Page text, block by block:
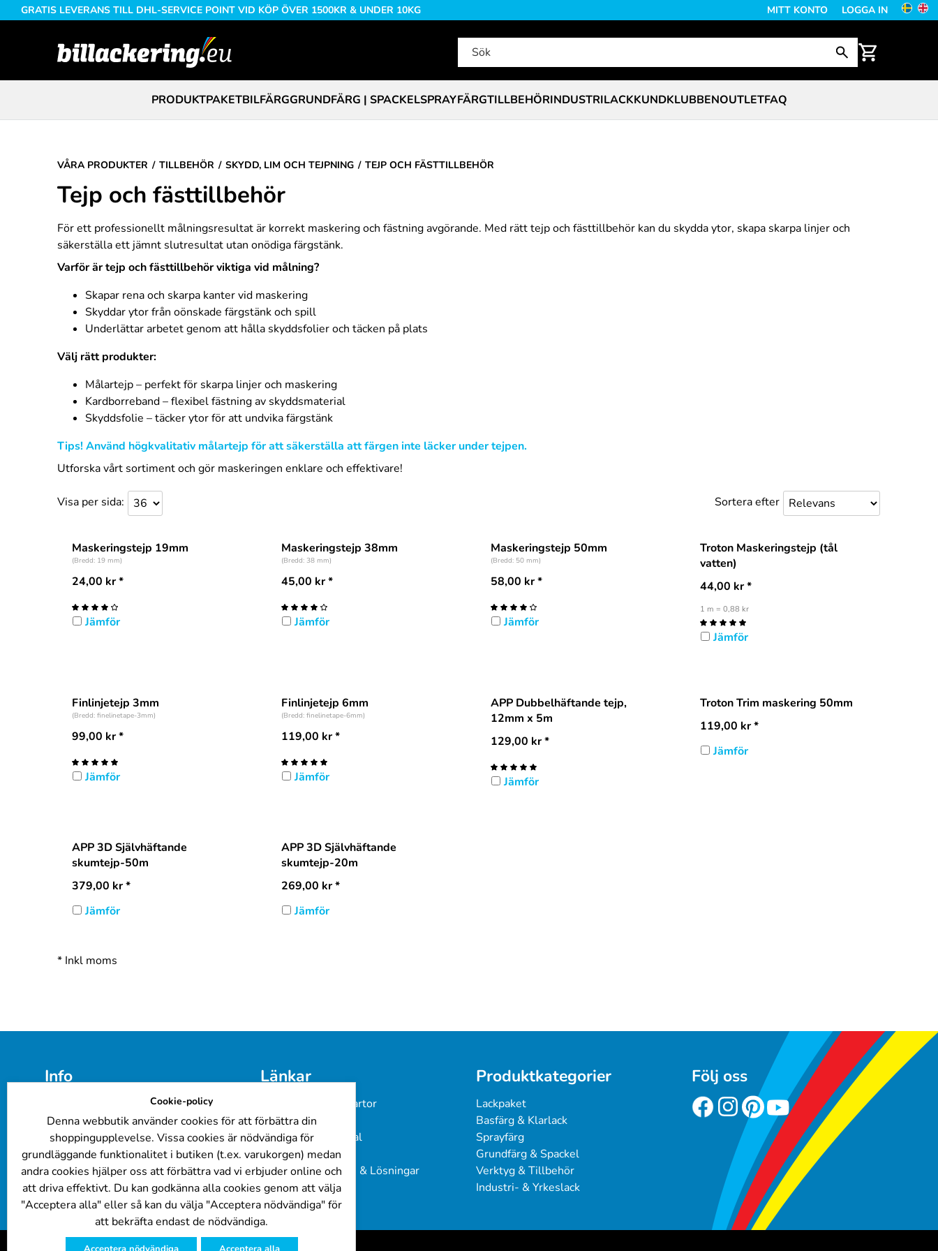
GRATIS LEVERANS TILL DHL-SERVICE POINT VID KÖP ÖVER 1500KR & UNDER 10KG MITT KONTO LOGGA IN
PRODUKTPAKETBILFÄRGGRUNDFÄRG | SPACKELSPRAYFÄRGTILLBEHÖRINDUSTRILACKKUNDKLUBBENOUTLETFAQ
VÅRA PRODUKTER TILLBEHÖR SKYDD, LIM OCH TEJPNING TEJP OCH FÄSTTILLBEHÖR
Tejp och fästtillbehör
För ett professionellt målningsresultat är korrekt maskering och fästning avgörande. Med rätt tejp och fästtillbehör kan du skydda ytor, skapa skarpa linjer och
säkerställa ett jämnt slutresultat utan onödiga färgstänk.
Varför är tejp och fästtillbehör viktiga vid målning?
Skapar rena och skarpa kanter vid maskering
Skyddar ytor från oönskade färgstänk och spill
Underlättar arbetet genom att hålla skyddsfolier och täcken på plats
Välj rätt produkter:
Målartejp – perfekt för skarpa linjer och maskering
Kardborreband – flexibel fästning av skyddsmaterial
Skyddsfolie – täcker ytor för att undvika färgstänk
Tips! Använd högkvalitativ målartejp för att säkerställa att färgen inte läcker under tejpen.
Utforska vårt sortiment och gör maskeringen enklare och effektivare!
Visa per sida Sortera efter
Maskeringstejp 19mm
(Bredd: 19 mm)
24,00 kr*
Jämför
Maskeringstejp 38mm
(Bredd: 38 mm)
45,00 kr*
Jämför
Maskeringstejp 50mm
(Bredd: 50 mm)
58,00 kr*
Jämför
Troton Maskeringstejp (tål
vatten)
44,00 kr*
1 m = 0,88 kr
Jämför
Finlinjetejp 3mm
(Bredd: finelinetape-3mm)
99,00 kr*
Jämför
Finlinjetejp 6mm
(Bredd: finelinetape-6mm)
119,00 kr*
Jämför
APP Dubbelhäftande tejp,
12mm x 5m
129,00 kr*
Jämför
Troton Trim maskering 50mm
119,00 kr*
Jämför
APP 3D Självhäftande
skumtejp-50m
379,00 kr*
Jämför
APP 3D Självhäftande
skumtejp-20m
269,00 kr*
Jämför
* Inkl moms
Info
info@billackering.eu
Om oss
Integritetspolicy
Leverans- och betalningsvillkor
Cookie Policy
Kundrecensioner
Länkar
Färgkoder & Färgkartor
Företagskunder
Billackeringsmanual
FAQ
Lackeringsproblem & Lösningar
Produktkategorier
Lackpaket
Basfärg & Klarlack
Sprayfärg
Grundfärg & Spackel
Verktyg & Tillbehör
Industri- & Yrkeslack
Följ oss
Cookie-policy
Denna webbutik använder cookies för att förbättra din
shoppingupplevelse. Vissa cookies är nödvändiga för
grundläggande funktionalitet i butiken (t.ex. varukorgen) medan
andra cookies hjälper oss att förbättra vad vi erbjuder online och
att driva effektivt. Du kan godkänna alla cookies genom att välja
"Acceptera alla" eller så kan du välja "Acceptera nödvändiga" för
att bekräfta endast de nödvändiga.